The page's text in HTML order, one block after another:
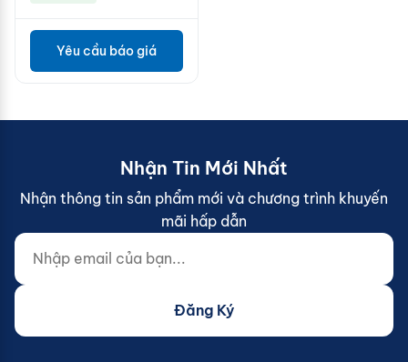
Yêu cầu báo giá
Nhận Tin Mới Nhất
Nhận thông tin sản phẩm mới và chương trình khuyến
mãi hấp dẫn
Nhập email của bạn...
Website (do not fill)
Đăng Ký